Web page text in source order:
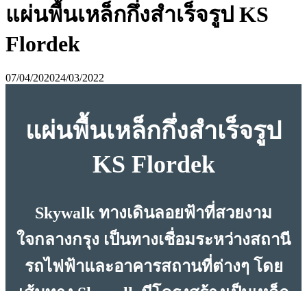
แผ่นพื้นเหล็กกึ่งสำเร็จรูป KS
Flordek
07/04/202024/03/2022
แผ่นพื้นเหล็กกึ่งสำเร็จรูป
KS Flordek
Skywalk ทางเดินลอยฟ้าที่สวยงาม
ใจกลางกรุง เป็นทางเชื่อมระหว่างสถานี
รถไฟฟ้าและอาคารสถานที่ต่างๆ โดย